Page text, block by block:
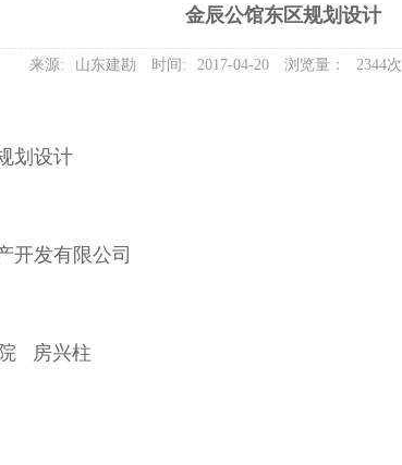
金辰公馆东区规划设计
来源: 山东建勘 时间: 2017-04-20 浏览量： 2344次
划设计
开发有限公司
房兴柱